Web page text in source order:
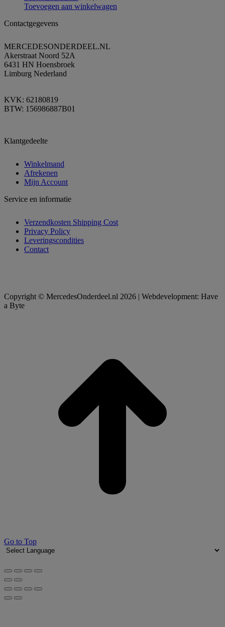
Toevoegen aan winkelwagen
Contactgegevens
MERCEDESONDERDEEL.NL
Akerstraat Noord 52A
6431 HN Hoensbroek
Limburg Nederland
KVK: 62180819
BTW: 156986887B01
Klantgedeelte
Winkelmand
Afrekenen
Mijn Account
Service en informatie
Verzendkosten Shipping Cost
Privacy Policy
Leveringscondities
Contact
Copyright © MercedesOnderdeel.nl 2026 | Webdevelopment: Have
a Byte
Go to Top